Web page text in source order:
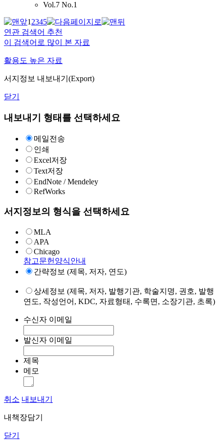
Vol.7 No.1
12345
연관 검색어 추천
이 검색어로 많이 본 자료
활용도 높은 자료
서지정보 내보내기(Export)
닫기
내보내기 형태를 선택하세요
메일전송
인쇄
Excel저장
Text저장
EndNote / Mendeley
RefWorks
서지정보의 형식을 선택하세요
MLA
APA
Chicago
참고문헌양식안내
간략정보 (제목, 저자, 연도)
상세정보 (제목, 저자, 발행기관, 학술지명, 권호, 발행
연도, 작성언어, KDC, 자료형태, 수록면, 소장기관, 초록)
수신자 이메일
발신자 이메일
제목
메모
취소 내보내기
내책장담기
닫기